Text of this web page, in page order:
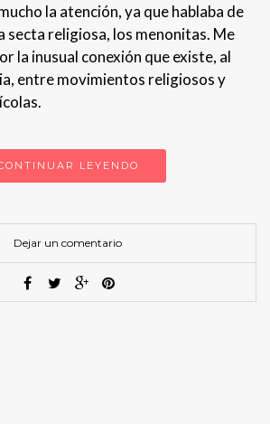
la atención, ya que hablaba de
secta religiosa, los menonitas. Me
la inusual conexión que existe, al
entre movimientos religiosos y
LEYENDO
Dejar un comentario